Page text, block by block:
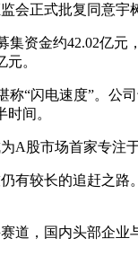
会正式批复同意
集资金约42.02亿
。
称“闪电速度”。
间。
A股市场首家专注
有较长的追赶之
道，国内头部企业